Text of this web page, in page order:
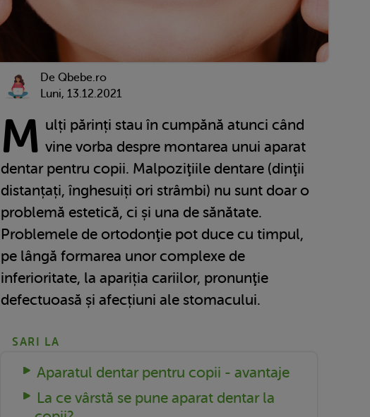
De Qbebe.ro
Luni, 13.12.2021
M ulți părinți stau în cumpănă atunci când
vine vorba despre montarea unui aparat
dentar pentru copii. Malpoziţiile dentare (dinţii
distanțați, înghesuiți ori strâmbi) nu sunt doar o
problemă estetică, ci și una de sănătate.
Problemele de ortodonţie pot duce cu timpul,
pe lângă formarea unor complexe de
inferioritate, la apariția cariilor, pronunţie
defectuoasă și afecțiuni ale stomacului.
SARI LA
Aparatul dentar pentru copii - avantaje
La ce vârstă se pune aparat dentar la